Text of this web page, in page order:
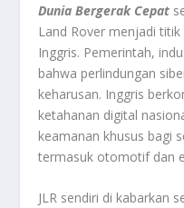
Dunia Bergerak Cepat
Land Rover menjadi
Inggris. Pemerintah,
bahwa perlindungan
keharusan. Inggris
ketahanan digital
keamanan khusus bagi
termasuk otomotif dan
JLR sendiri di kabarkan